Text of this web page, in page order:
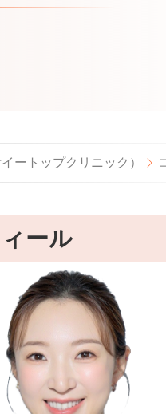
ートップクリニック）
ール